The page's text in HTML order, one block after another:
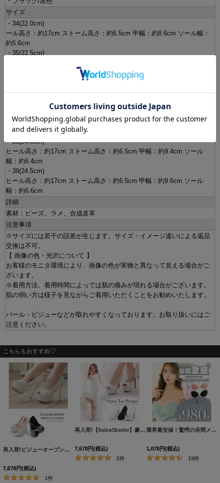
サイズ
・34(22.0cm)
ール高さ：約17cm ストーム高さ：約6.5cm 甲幅：約8.6cm ソール幅：
約5.6cm
・35(22.5cm)
ヒール高さ：約17cm ストーム高さ：約6.5cm 甲幅：約9cm ソール幅：
ヒール高さ：約17cm ストーム高さ：約6.5cm 甲幅：約9.2cm ソール
幅：約6.2cm
・38(24.0cm)
ヒール高さ：約17cm ストーム高さ：約6.5cm 甲幅：約9.4cm ソール
幅：約6.4cm
・39(24.5cm)
ヒール高さ：約17cm ストーム高さ：約6.5cm 甲幅：約9.6cm ソール
幅：約6.6cm
詳細
素材：ビーズ、ラメ、合成皮革
注意事項
※サイズには若干の誤差が生じます。サイズ・イメージ違いによる返品
交換は不可。
【 画像の色・光沢について 】
お客様のモニタ環境により、画像の色が実物と異なって見える場合がご
ざいます。
※着用方法、着用時間によっては肌の痛みが現れる場合がございます。
肌の弱い方は様子を見ながらご着用いただくことをお勧めいたします。
パール・ビジューなどが取れやすくなっております。お取り扱いにはご
注意ください。
こちらもおすすめ♡
再入荷!ビジューオープントゥプラットフォームパンプス【34-40サイズ/2カラー】[OF02]
7,678円(税込)
1件
再入荷!【5size/3color】豪華に煌めくストーンの人気パンプス♪☆14cmヒールオープントゥパンプス[OF02]
7,678円(税込)
2件
業界最安値！驚愕の谷間メイク ドレスの必需品 水着にもOK ぷるぷるシリコンブラ/2カラー/A-Dカップ/ボリュームアップ[OF08-U]
1,078円(税込)
19件